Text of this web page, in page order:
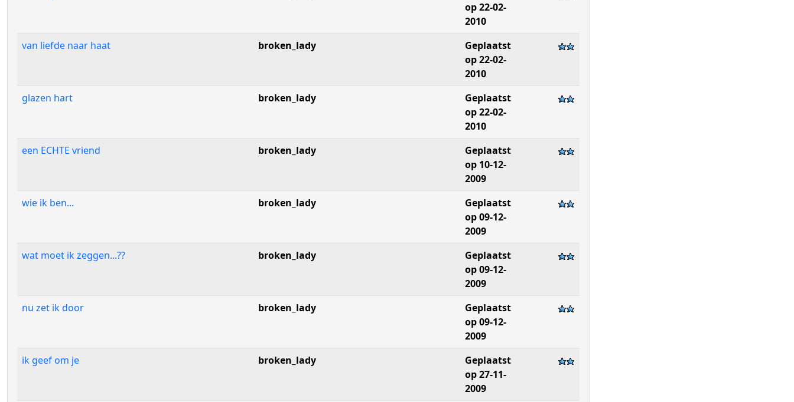
op 22-02-
2010
van liefde naar haat
broken_lady
Geplaatst
op 22-02-
2010
glazen hart
broken_lady
Geplaatst
op 22-02-
2010
een ECHTE vriend
broken_lady
Geplaatst
op 10-12-
2009
wie ik ben...
broken_lady
Geplaatst
op 09-12-
2009
wat moet ik zeggen...??
broken_lady
Geplaatst
op 09-12-
2009
nu zet ik door
broken_lady
Geplaatst
op 09-12-
2009
ik geef om je
broken_lady
Geplaatst
op 27-11-
2009